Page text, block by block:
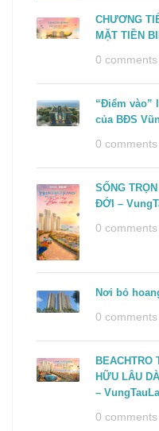
CHƯƠNG
MẶT TIỀN
0 comments
“Điểm vào”
của BĐS
0 comments
SỐNG
ĐỚI –
0 comments
Nơi bỏ
0 comments
BEACHTRO
HỮU LÂU
–
0 comments